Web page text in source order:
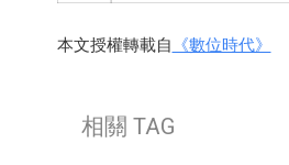
本文授權轉載自 《數位時代》
相關 TAG